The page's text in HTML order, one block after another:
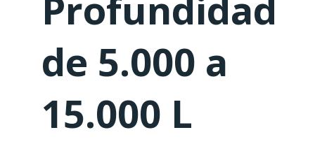
de 5.000 a
15.000 L